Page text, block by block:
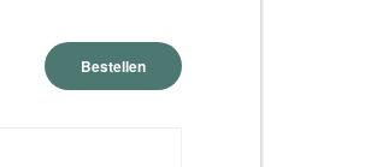
Bestellen